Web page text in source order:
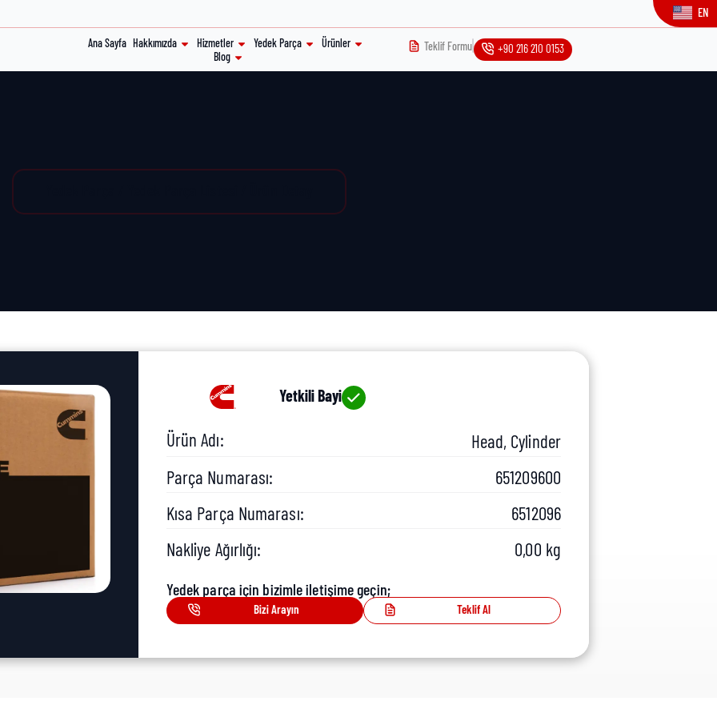
EN
Ana Sayfa Hakkımızda Hizmetler Yedek Parça
Ürünler
Blog
Teklif Formu +90 216 210 0153
Yetkili Bayi
Ürün Adı:
Head, Cylinder
Parça Numarası:
651209600
Kısa Parça Numarası:
6512096
Nakliye Ağırlığı:
0,00 kg
Yedek parça için bizimle iletişime geçin;
Bizi Arayın Teklif Al